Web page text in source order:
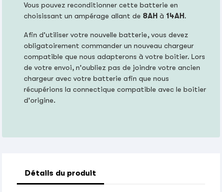
Vous pouvez reconditionner cette batterie en
choisissant un ampérage allant de 8AH à 14AH.
Afin d'utiliser votre nouvelle batterie, vous devez
obligatoirement commander un nouveau chargeur
compatible que nous adapterons à votre boitier. Lors
de votre envoi, n'oubliez pas de joindre votre ancien
chargeur avec votre batterie afin que nous
récupérions la connectique compatible avec le boitier
d'origine.
Détails du produit